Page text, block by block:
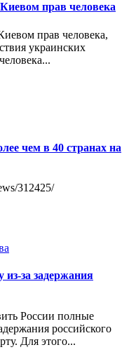
прав человека
прав человека,
украинских
чем в 40 странах на
312425/
за задержания
России полные
российского
Для этого...